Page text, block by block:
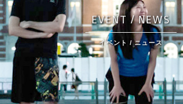
EVENT / NEWS
イベント / ニュース